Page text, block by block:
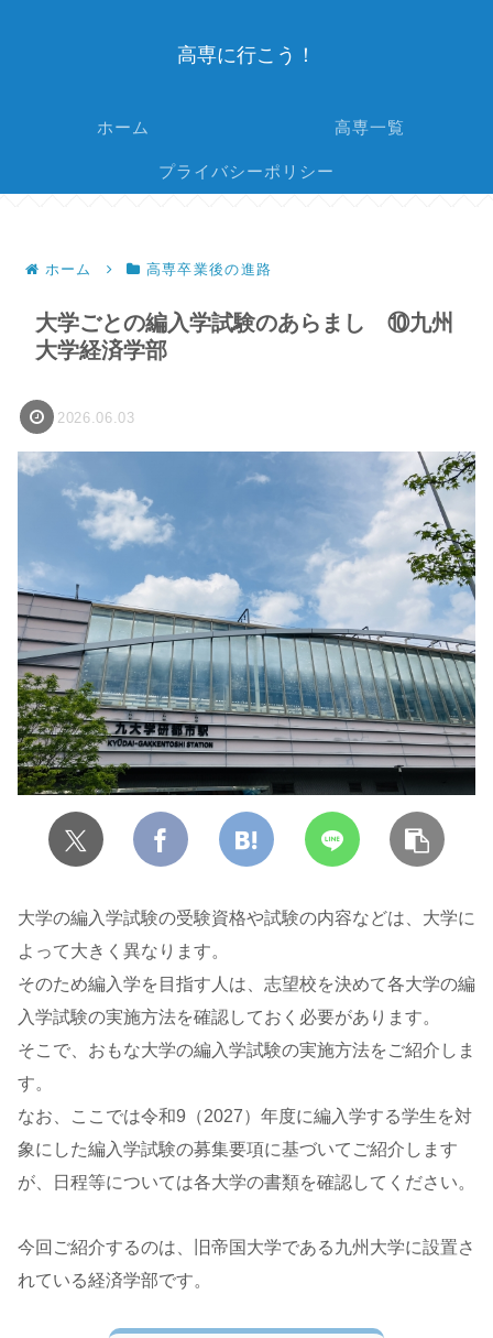
高専に行こう！
ホーム 高専一覧
プライバシーポリシー
ホーム 高専卒業後の進路
大学ごとの編入学試験のあらまし ⑩九州
大学経済学部
2026.06.03
大学の編入学試験の受験資格や試験の内容などは、大学に
よって大きく異なります。
そのため編入学を目指す人は、志望校を決めて各大学の編
入学試験の実施方法を確認しておく必要があります。
そこで、おもな大学の編入学試験の実施方法をご紹介しま
す。
なお、ここでは令和9（2027）年度に編入学する学生を対
象にした編入学試験の募集要項に基づいてご紹介します
が、日程等については各大学の書類を確認してください。
今回ご紹介するのは、旧帝国大学である九州大学に設置さ
れている経済学部です。